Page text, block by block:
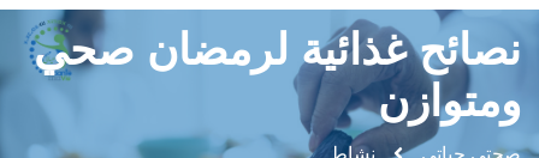
نصائح غذائية لرمضان صحي
ومتوازن
صحتي حياتي نشاط